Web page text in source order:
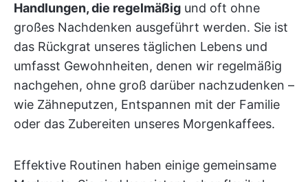
Handlungen, die regelmäßig und oft ohne
großes Nachdenken ausgeführt werden. Sie ist
das Rückgrat unseres täglichen Lebens und
umfasst Gewohnheiten, denen wir regelmäßig
nachgehen, ohne groß darüber nachzudenken –
wie Zähneputzen, Entspannen mit der Familie
oder das Zubereiten unseres Morgenkaffees.
Effektive Routinen haben einige gemeinsame